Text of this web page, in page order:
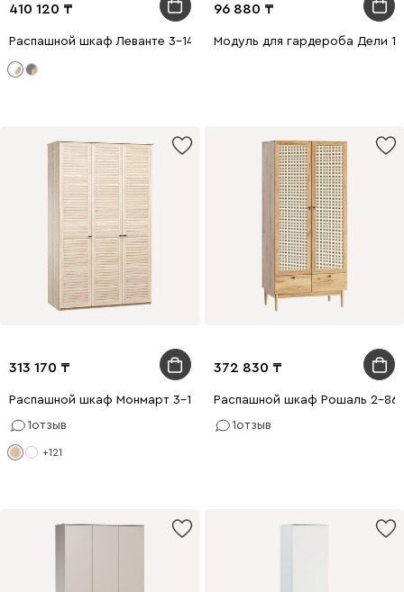
410 120
Распашной шкаф Леванте 3-144x205 Белый
96 880
Модуль для гардероба Дели
313 170
Распашной шкаф Монмарт 3-120x220 Дуб Сонома
1отзыв
+121
372 830
Распашной шкаф Рошаль 2-
1отзыв